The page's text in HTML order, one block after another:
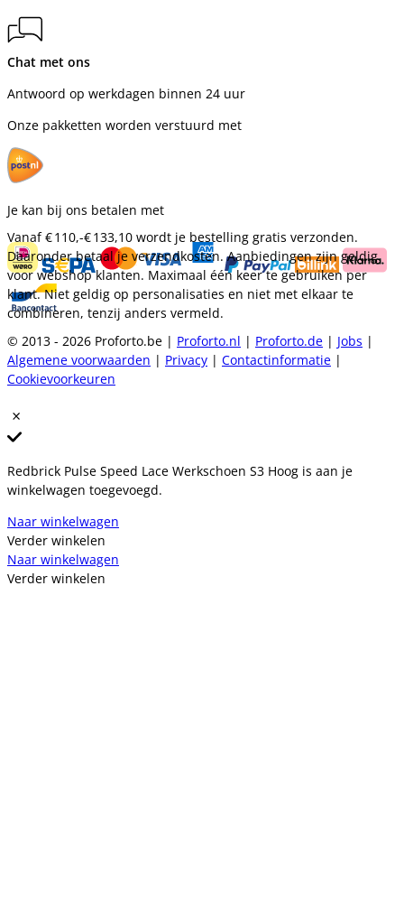
Chat met ons
Antwoord op werkdagen binnen 24 uur
Onze pakketten worden verstuurd met
Je kan bij ons betalen met
Vanaf€ 110,-€ 133,10 wordt je bestelling gratis verzonden.
Daaronder betaal je verzendkosten. Aanbiedingen zijn geldig
voor webshop klanten. Maximaal één keer te gebruiken per
klant. Niet geldig op personalisaties en niet met elkaar te
combineren, tenzij anders vermeld.
© 2013 - 2026 Proforto.be | Proforto.nl | Proforto.de | Jobs |
Algemene voorwaarden | Privacy | Contactinformatie |
Cookievoorkeuren
Redbrick Pulse Speed Lace Werkschoen S3 Hoog is aan je
winkelwagen toegevoegd.
Naar winkelwagen
Verder winkelen
Naar winkelwagen
Verder winkelen